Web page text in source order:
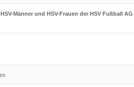
Männer und HSV-Frauen der HSV Fußball